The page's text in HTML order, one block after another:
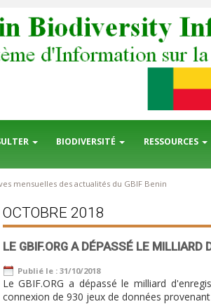
BIODIVERSITÉ RESSOURCES
mensuelles des actualités du GBIF Benin
OCTOBRE 2018
LE GBIF.ORG A DÉPASSÉ LE
Publié le : 31/10/2018
Le GBIF.ORG a dépassé le milliard
connexion de 930 jeux de données